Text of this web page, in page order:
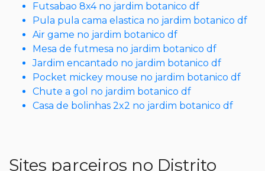
Futsabao 8x4 no jardim botanico df
Pula pula cama elastica no jardim botanico df
Air game no jardim botanico df
Mesa de futmesa no jardim botanico df
Jardim encantado no jardim botanico df
Pocket mickey mouse no jardim botanico df
Chute a gol no jardim botanico df
Casa de bolinhas 2x2 no jardim botanico df
Sites parceiros no Distrito